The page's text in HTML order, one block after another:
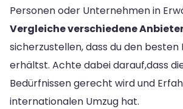
Personen oder Unternehmen in
Vergleiche verschiedene
sicherzustellen, dass du den besten
erhältst. Achte dabei darauf,dass
Bedürfnissen gerecht wird und
internationalen Umzug hat.